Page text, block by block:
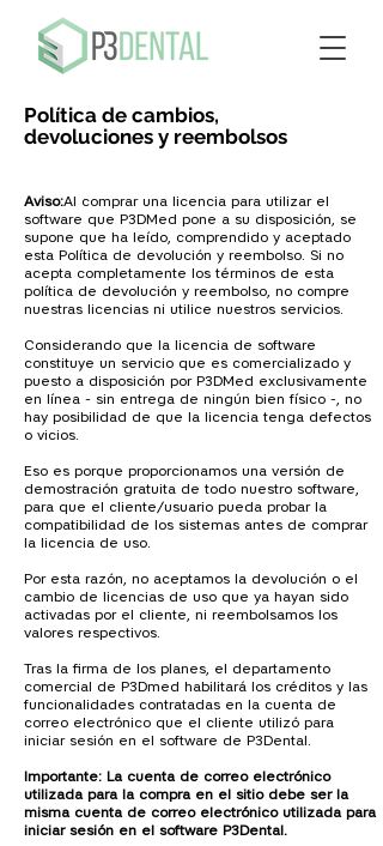
Política de cambios,
devoluciones y reembolsos
Aviso:Al comprar una licencia para utilizar el
software que P3DMed pone a su disposición, se
supone que ha leído, comprendido y aceptado
esta Política de devolución y reembolso. Si no
acepta completamente los términos de esta
política de devolución y reembolso, no compre
nuestras licencias ni utilice nuestros servicios.
Considerando que la licencia de software
constituye un servicio que es comercializado y
puesto a disposición por P3DMed exclusivamente
en línea - sin entrega de ningún bien físico -, no
hay posibilidad de que la licencia tenga defectos
o vicios.
Eso es porque proporcionamos una versión de
demostración gratuita de todo nuestro software,
para que el cliente/usuario pueda probar la
compatibilidad de los sistemas antes de comprar
la licencia de uso.
Por esta razón, no aceptamos la devolución o el
cambio de licencias de uso que ya hayan sido
activadas por el cliente, ni reembolsamos los
valores respectivos.
Tras la firma de los planes, el departamento
comercial de P3Dmed habilitará los créditos y las
funcionalidades contratadas en la cuenta de
correo electrónico que el cliente utilizó para
iniciar sesión en el software de P3Dental.
Importante: La cuenta de correo electrónico
utilizada para la compra en el sitio debe ser la
misma cuenta de correo electrónico utilizada para
iniciar sesión en el software P3Dental.